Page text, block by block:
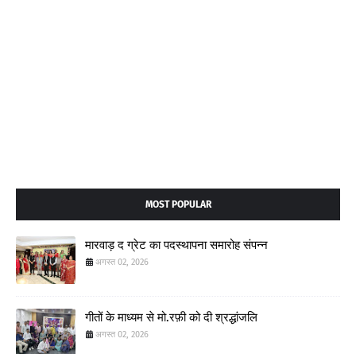
MOST POPULAR
मारवाड़ द ग्रेट का पदस्थापना समारोह संपन्न
अगस्त 02, 2026
गीतों के माध्यम से मो.रफ़ी को दी श्रद्धांजलि
अगस्त 02, 2026